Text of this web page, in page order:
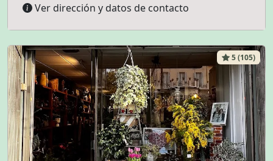
Ver dirección y datos de contacto
5 (105)